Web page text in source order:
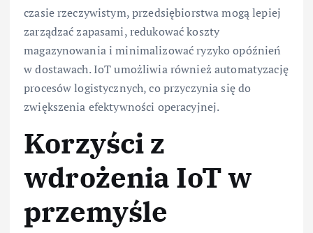
czasie rzeczywistym, przedsiębiorstwa mogą lepiej
zarządzać zapasami, redukować koszty
magazynowania i minimalizować ryzyko opóźnień
w dostawach. IoT umożliwia również automatyzację
procesów logistycznych, co przyczynia się do
zwiększenia efektywności operacyjnej.
Korzyści z
wdrożenia IoT w
przemyśle